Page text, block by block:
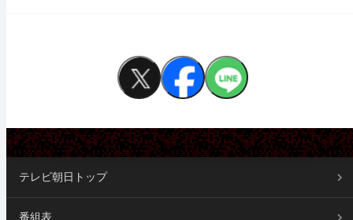
テレビ朝日トップ
番組表